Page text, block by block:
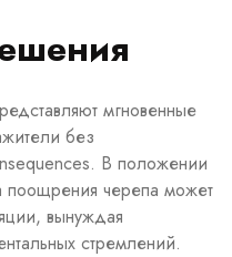
мгновенные
без
В положении
поощрения черепа может
вынуждая
стремлений.